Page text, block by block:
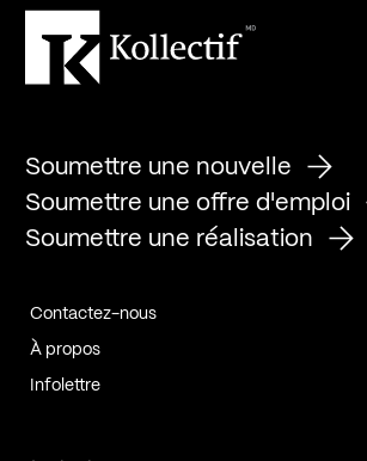
Soumettre une nouvelle
Soumettre une offre d'emploi
Soumettre une réalisation
Contactez-nous
À propos
Infolettre